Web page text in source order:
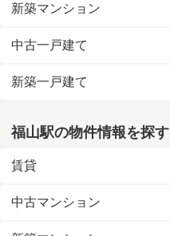
新築マンション
中古一戸建て
新築一戸建て
福山駅の物件情報を探す
賃貸
中古マンション